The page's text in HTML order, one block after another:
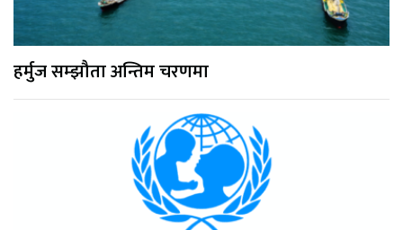
हर्मुज सम्झौता अन्तिम चरणमा